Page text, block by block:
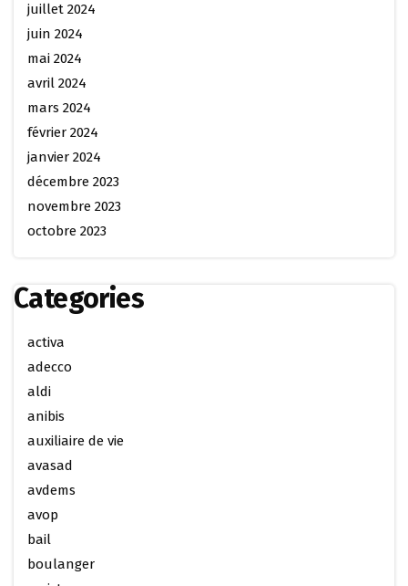
juillet 2024
juin 2024
mai 2024
avril 2024
mars 2024
février 2024
janvier 2024
décembre 2023
novembre 2023
octobre 2023
Categories
activa
adecco
aldi
anibis
auxiliaire de vie
avasad
avdems
avop
bail
boulanger